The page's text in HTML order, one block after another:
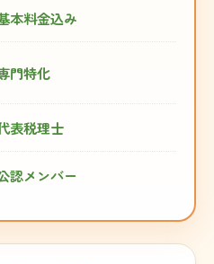
本料金込み
門特化
表税理士
認メンバー